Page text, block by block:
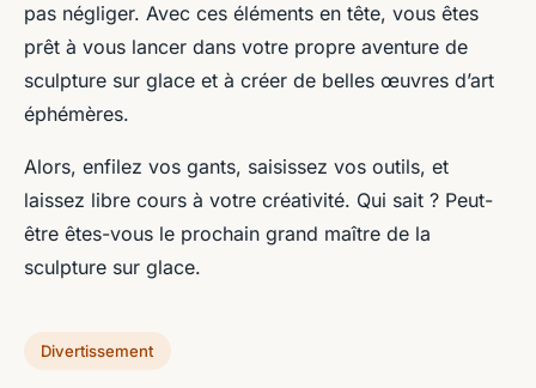
pas négliger. Avec ces éléments en tête, vous êtes
prêt à vous lancer dans votre propre aventure de
sculpture sur glace et à créer de belles œuvres d’art
éphémères.
Alors, enfilez vos gants, saisissez vos outils, et
laissez libre cours à votre créativité. Qui sait ? Peut-
être êtes-vous le prochain grand maître de la
sculpture sur glace.
Divertissement